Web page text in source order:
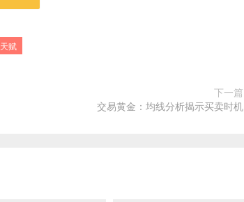
天赋
下一篇
交易黄金：均线分析揭示买卖时机